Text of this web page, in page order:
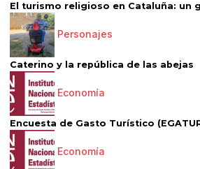
El turismo religioso en Cataluña: un
Personajes
Caterino y la república de las abejas
Economía
Encuesta de Gasto Turístico
Economía